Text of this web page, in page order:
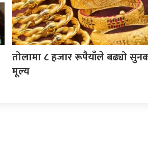
तोलामा ८ हजार रूपैयाँले बढ्यो
मूल्य